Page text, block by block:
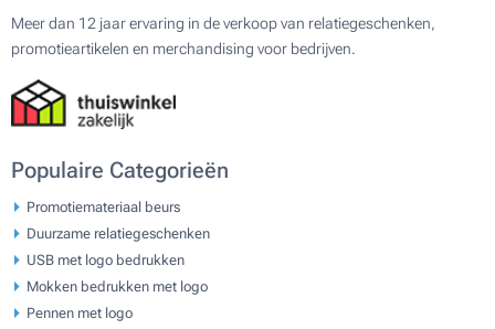
Meer dan 12 jaar ervaring in de verkoop van relatiegeschenken,
promotieartikelen en merchandising voor bedrijven.
Populaire Categorieën
Promotiemateriaal beurs
Duurzame relatiegeschenken
USB met logo bedrukken
Mokken bedrukken met logo
Pennen met logo